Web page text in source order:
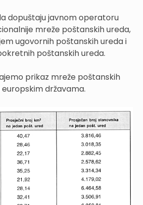
dopuštaju javnom operatoru
mreže poštanskih ureda,
ugovornih poštanskih ureda i
poštanskih ureda.
prikaz mreže poštanskih
državama.